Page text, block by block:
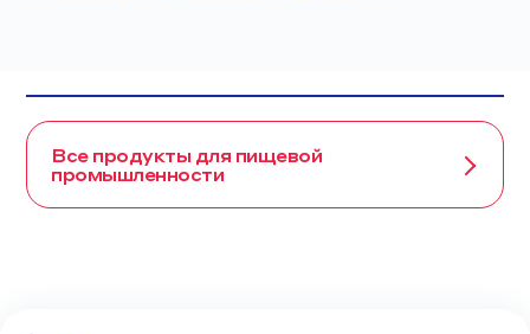
Все продукты для пищевой
промышленности